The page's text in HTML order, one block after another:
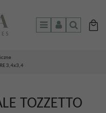
MenuPanelSzukaj
3,4x3,4
TOZZETTO